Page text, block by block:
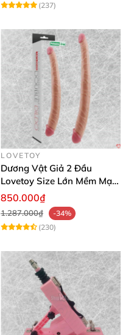
(237)
LOVETOY
Dương Vật Giả 2 Đầu
Lovetoy Size Lớn Mềm Mại
Uốn Cong Kháng Khuẩn
850.000₫
1.287.000₫
-34%
(230)